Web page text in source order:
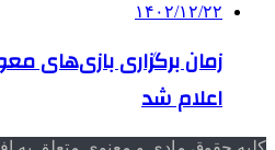
۱۴۰۲/۱۲/۲۲
زمان برگزاری بازی‌های
اعلام شد